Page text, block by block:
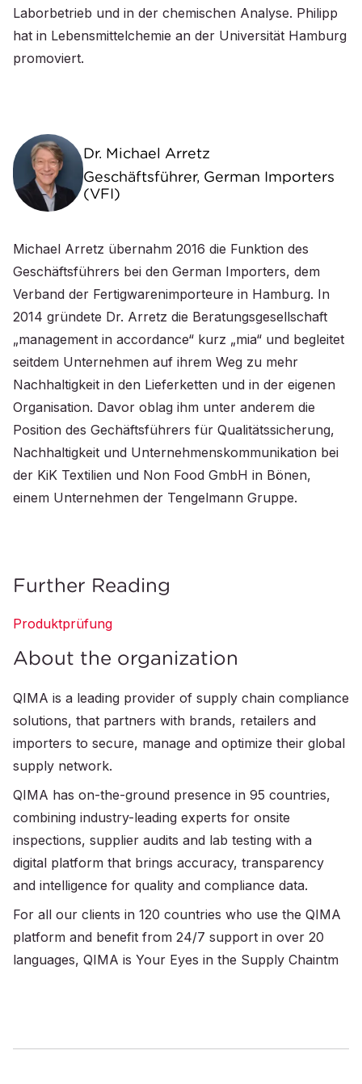
Laborbetrieb und in der chemischen Analyse. Philipp
hat in Lebensmittelchemie an der Universität Hamburg
promoviert.
Dr. Michael Arretz
Geschäftsführer, German Importers
(VFI)
Michael Arretz übernahm 2016 die Funktion des
Geschäftsführers bei den German Importers, dem
Verband der Fertigwarenimporteure in Hamburg. In
2014 gründete Dr. Arretz die Beratungsgesellschaft
„management in accordance“ kurz „mia“ und begleitet
seitdem Unternehmen auf ihrem Weg zu mehr
Nachhaltigkeit in den Lieferketten und in der eigenen
Organisation. Davor oblag ihm unter anderem die
Position des Gechäftsführers für Qualitätssicherung,
Nachhaltigkeit und Unternehmenskommunikation bei
der KiK Textilien und Non Food GmbH in Bönen,
einem Unternehmen der Tengelmann Gruppe.
Further Reading
Produktprüfung
About the organization
QIMA is a leading provider of supply chain compliance
solutions, that partners with brands, retailers and
importers to secure, manage and optimize their global
supply network.
QIMA has on-the-ground presence in 95 countries,
combining industry-leading experts for onsite
inspections, supplier audits and lab testing with a
digital platform that brings accuracy, transparency
and intelligence for quality and compliance data.
For all our clients in 120 countries who use the QIMA
platform and benefit from 24/7 support in over 20
languages, QIMA is Your Eyes in the Supply Chaintm